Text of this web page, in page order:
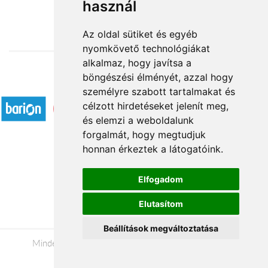
használ
Az oldal sütiket és egyéb
nyomkövető technológiákat
alkalmaz, hogy javítsa a
böngészési élményét, azzal hogy
személyre szabott tartalmakat és
célzott hirdetéseket jelenít meg,
és elemzi a weboldalunk
forgalmát, hogy megtudjuk
honnan érkeztek a látogatóink.
Elfogadom
Elutasítom
Beállítások megváltoztatása
52 800 Ft-tól
Elfogadott fizetési módok
Á.SZ.F.
Impresszum
Adatkezelési tájékoztató
Minden jog fenntartva © 2026 |